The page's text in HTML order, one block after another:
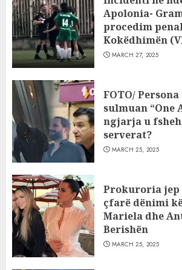
Apolonia-
procedim
Kokëdhimën
MARCH 27, 2025
FOTO/
sulmuan “One
ngjarja u
serverat?
MARCH 25, 2025
Prokuroria jep
çfarë dënimi
Mariela dhe
Berishën
MARCH 25, 2025